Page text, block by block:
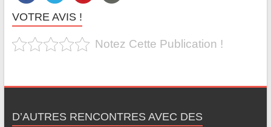
VOTRE AVIS !
Notez Cette Publication !
D’AUTRES RENCONTRES AVEC DES